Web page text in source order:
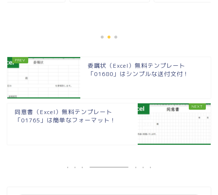
委嘱状（Excel）無料テンプレート
「01680」はシンプルな送付文付！
同意書（Excel）無料テンプレート
「01765」は簡単なフォーマット！